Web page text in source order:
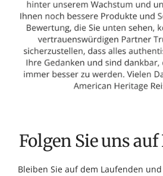
Folgen Sie uns
Bleiben Sie auf dem Laufenden